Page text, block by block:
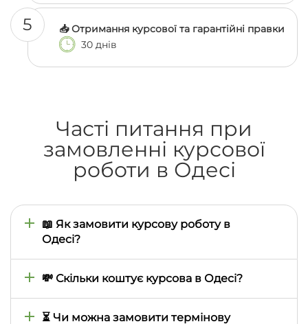
5
📥 Отримання курсової та гарантійні правки
30 днів
Часті питання при
замовленні курсової
роботи в Одесі
📖 Як замовити курсову роботу в
Одесі?
термін і вимоги. Менеджер одразу підбирає
💸 Скільки коштує курсова в Одесі?
залежить від складності теми та термінів. Ми
⏳ Чи можна замовити термінову